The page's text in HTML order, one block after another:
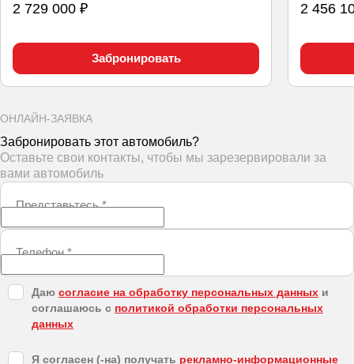
2 729 000 ₽
Забронировать
2 456
ОНЛАЙН-ЗАЯВКА
Забронировать этот автомобиль?
Оставьте свои контакты, чтобы мы зарезервировали за
вами автомобиль
Представьтесь*
Телефон*
Даю согласие на обработку персональных данных и
соглашаюсь с политикой обработки персональных
данных
Я согласен (-на) получать рекламно-информационные